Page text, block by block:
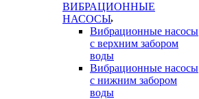
ВИБРАЦИОННЫЕ
НАСОСЫ
Вибрационные насосы
с верхним забором
воды
Вибрационные насосы
с нижним забором
воды